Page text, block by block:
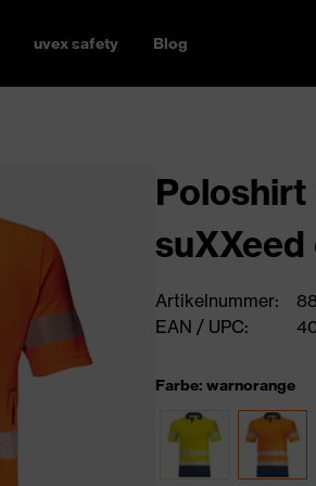
uvex safety Blog
Poloshirt
Artikelnummer:
EAN / UPC:
Farbe: warnorange